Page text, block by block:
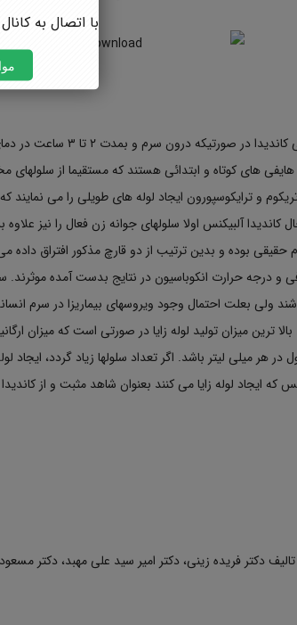
هایفی های کوتاه و ابتدائی هستند که مستقیما از
و ترایکوسپورون ایجاد لوله های طویلی را می نمایند
آلبیکنس اولا سلولهای جوانه زن فعال را نیز علاوه
حقیقی بوده و بدین ترتیب از دو قارچ مذکور افتراق داده
حرارت انکوباسیون در نتایج بدست آمده موثرند.
ولی بعلت احتمال وجود ویروسهای بیماریزا در سرم
ترین میزان تولید لوله زایا در صورتی است که میزان
هر میلی لیتر باشد. اگر تعداد سلولها زیاد گردد، ایجاد
که ایجاد لوله زایا می کنند بعنوان شاهد مثبت و از
دکتر فریده زینی، دکتر امیر سید علی مهبد، دکتر مسعود
با اتصال به